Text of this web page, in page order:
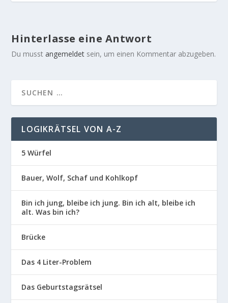
Hinterlasse eine Antwort
Du musstangemeldet sein, um einen Kommentar abzugeben.
LOGIKRÄTSEL VON A-Z
5 Würfel
Bauer, Wolf, Schaf und Kohlkopf
Bin ich jung, bleibe ich jung. Bin ich alt, bleibe ich
alt. Was bin ich?
Brücke
Das 4 Liter-Problem
Das Geburtstagsrätsel